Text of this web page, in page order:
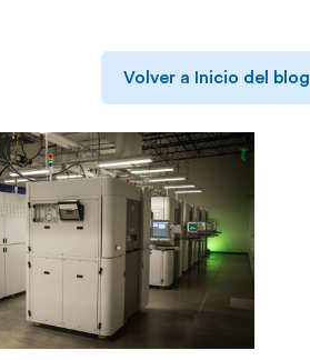
Volver a Inicio del blog